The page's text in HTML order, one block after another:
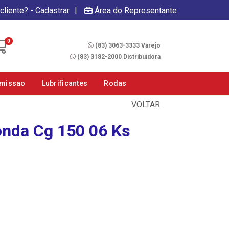
- Cadastrar | Área do Representante
0
(83) 3063-3333 Varejo
(83) 3182-2000 Distribuidora
Lubrificantes Rodas
VOLTAR
Cg 150 06 Ks